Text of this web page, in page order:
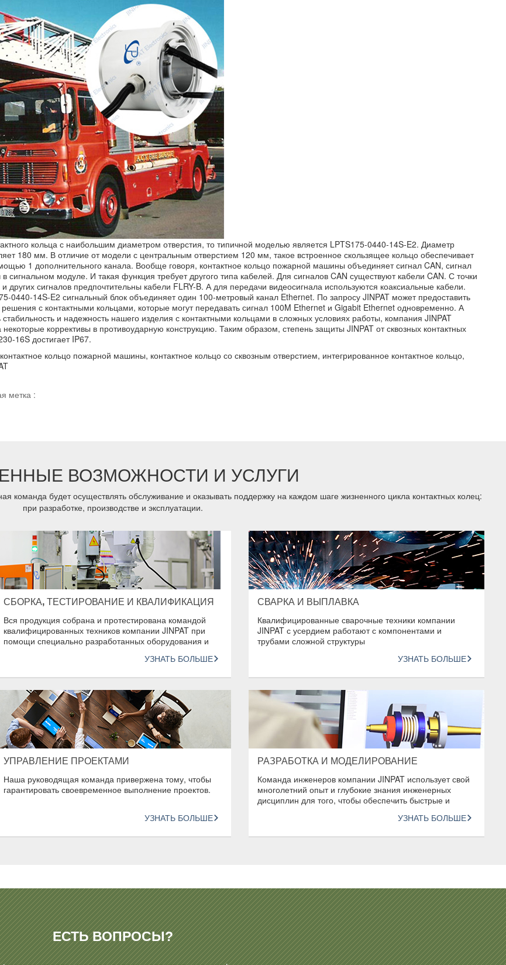
кольца с наибольшим диаметром отверстия, то типичной моделью является LPTS175-0440-14S-E2. Диаметр
180 мм. В отличие от модели с центральным отверстием 120 мм, такое встроенное скользящее кольцо обеспечивает
1 дополнительного канала. Вообще говоря, контактное кольцо пожарной машины объединяет сигнал CAN, сигнал
в сигнальном модуле. И такая функция требует другого типа кабелей. Для сигналов CAN существуют кабели CAN. С точки
других сигналов предпочтительны кабели FLRY-B. А для передачи видеосигнала используются коаксиальные кабели.
0440-14S-E2 сигнальный блок объединяет один 100-метровый канал Ethernet. По запросу JINPAT может предоставить
с контактными кольцами, которые могут передавать сигнал 100M Ethernet и Gigabit Ethernet одновременно. А
стабильность и надежность нашего изделия с контактными кольцами в сложных условиях работы, компания JINPAT
коррективы в противоударную конструкцию. Таким образом, степень защиты JINPAT от сквозных контактных
16S достигает IP67.
контактное кольцо пожарной машины, контактное кольцо со сквозным отверстием, интегрированное контактное кольцо,
метка :
ВОЗМОЖНОСТИ И УСЛУГИ
будет осуществлять обслуживание и оказывать поддержку на каждом шаге жизненного цикла контактных колец:
при разработке, производстве и эксплуатации.
СБОРКА, ТЕСТИРОВАНИЕ И КВАЛИФИКАЦИЯ
Вся продукция собрана и протестирована командой
квалифицированных техников компании JINPAT при
помощи специально разработанных оборудования и
УЗНАТЬ БОЛЬШЕ
СВАРКА И ВЫПЛАВКА
Квалифицированные сварочные техники компании
JINPAT с усердием работают с компонентами и
трубами сложной структуры
УЗНАТЬ БОЛЬШЕ
УПРАВЛЕНИЕ ПРОЕКТАМИ
Наша руководящая команда привержена тому, чтобы
гарантировать своевременное выполнение проектов.
УЗНАТЬ БОЛЬШЕ
РАЗРАБОТКА И МОДЕЛИРОВАНИЕ
Команда инженеров компании JINPAT использует свой
многолетний опыт и глубокие знания инженерных
дисциплин для того, чтобы обеспечить быстрые и
УЗНАТЬ БОЛЬШЕ
ЕСТЬ ВОПРОСЫ?